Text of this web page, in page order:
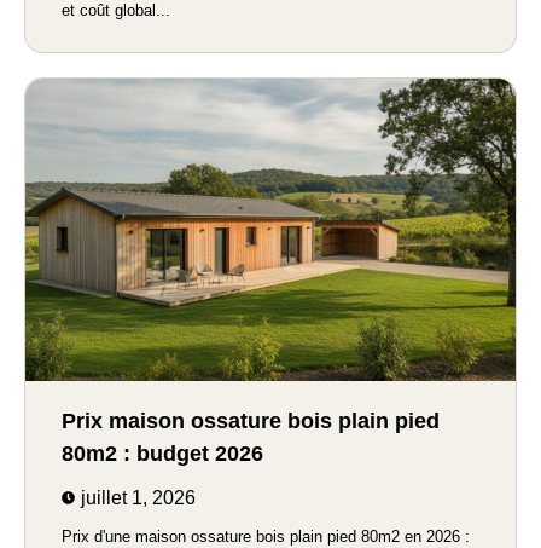
et coût global...
Prix maison ossature bois plain pied
80m2 : budget 2026
juillet 1, 2026
Prix d'une maison ossature bois plain pied 80m2 en 2026 :